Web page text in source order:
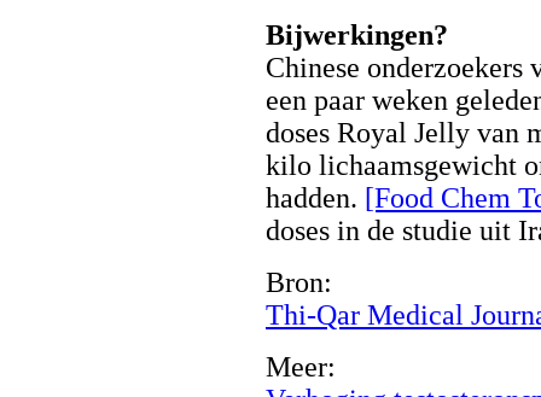
Bijwerkingen?
Chinese
een paar weken
doses Royal Jelly van
kilo lichaamsgewicht
hadden. [Food Chem
doses in de studie uit
Bron:
Thi-Qar Medical
Meer: